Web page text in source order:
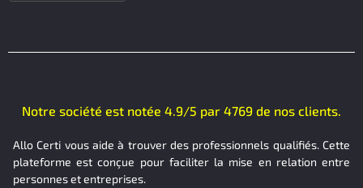
Notre société est notée 4.9/5 par 4769 de nos clients.
Allo Certi vous aide à trouver des professionnels qualifiés. Cette
plateforme est conçue pour faciliter la mise en relation entre
personnes et entreprises.